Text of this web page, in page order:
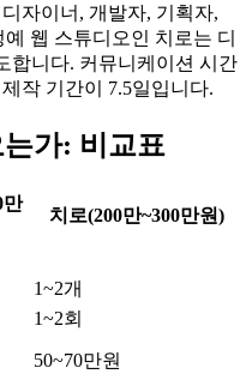
자이너, 개발자, 기획자,
웹 스튜디오인 치로는 디
합니다. 커뮤니케이션 시간
작 기간이 7.5일입니다.
가: 비교표
만
치로(200만~300만원)
1~2개
1~2회
50~70만원